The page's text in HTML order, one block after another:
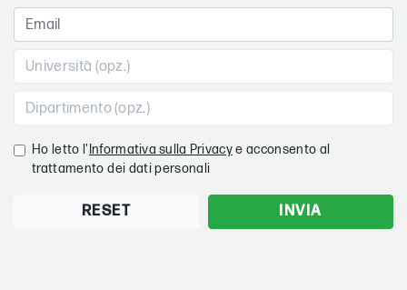
Ho letto l'Informativa sulla Privacye acconsento al
trattamento dei dati personali
RESET INVIA